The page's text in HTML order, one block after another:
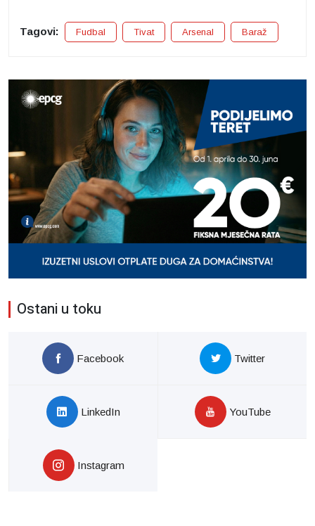
Tagovi: Fudbal Tivat Arsenal Baraž
Ostani u toku
Facebook Twitter
LinkedIn YouTube
Instagram